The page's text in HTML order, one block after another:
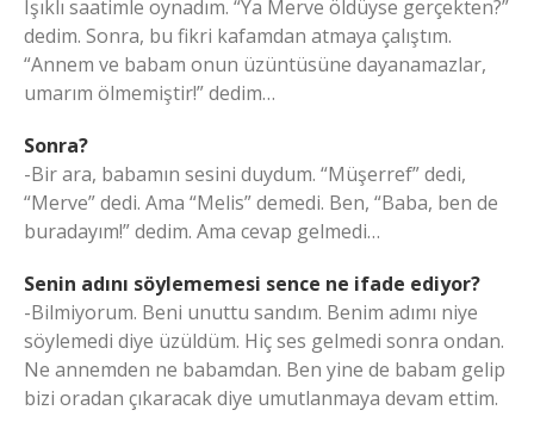
Işıklı saatimle oynadım. “Ya Merve öldüyse gerçekten?”
dedim. Sonra, bu fikri kafamdan atmaya çalıştım.
“Annem ve babam onun üzüntüsüne dayanamazlar,
umarım ölmemiştir!” dedim…
Sonra?
-Bir ara, babamın sesini duydum. “Müşerref” dedi,
“Merve” dedi. Ama “Melis” demedi. Ben, “Baba, ben de
buradayım!” dedim. Ama cevap gelmedi…
Senin adını söylememesi sence ne ifade ediyor?
-Bilmiyorum. Beni unuttu sandım. Benim adımı niye
söylemedi diye üzüldüm. Hiç ses gelmedi sonra ondan.
Ne annemden ne babamdan. Ben yine de babam gelip
bizi oradan çıkaracak diye umutlanmaya devam ettim.